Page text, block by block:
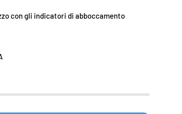
con gli indicatori di abboccamento